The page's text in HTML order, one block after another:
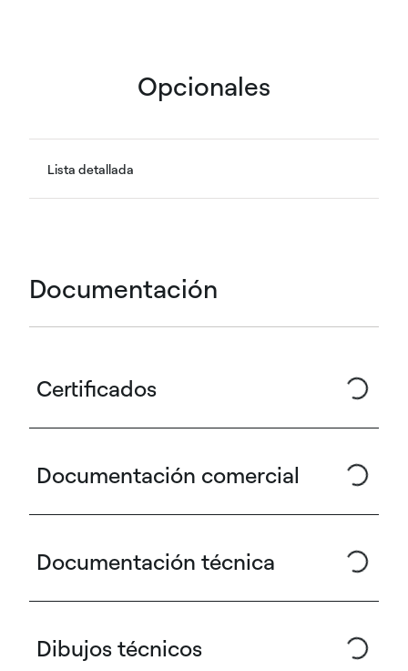
Opcionales
Lista detallada
Documentación
Certificados
Documentación comercial
Documentación técnica
Dibujos técnicos